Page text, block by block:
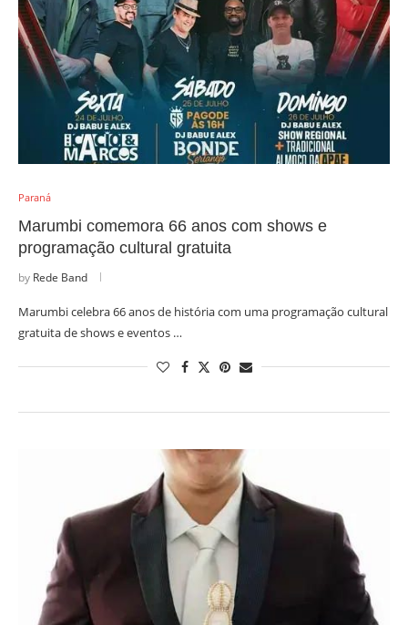
Paraná
Marumbi comemora 66 anos com shows e
programação cultural gratuita
by Rede Band
Marumbi celebra 66 anos de história com uma programação cultural
gratuita de shows e eventos …